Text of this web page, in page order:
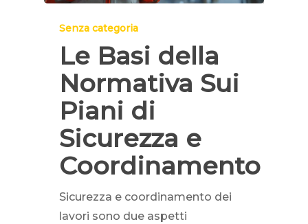
Senza categoria
Le Basi della
Normativa Sui
Piani di
Sicurezza e
Coordinamento
Sicurezza e coordinamento dei
lavori sono due aspetti